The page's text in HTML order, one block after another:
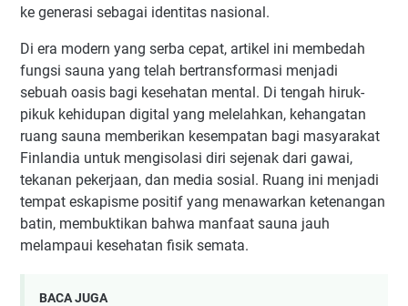
ke generasi sebagai identitas nasional.
Di era modern yang serba cepat, artikel ini membedah
fungsi sauna yang telah bertransformasi menjadi
sebuah oasis bagi kesehatan mental. Di tengah hiruk-
pikuk kehidupan digital yang melelahkan, kehangatan
ruang sauna memberikan kesempatan bagi masyarakat
Finlandia untuk mengisolasi diri sejenak dari gawai,
tekanan pekerjaan, dan media sosial. Ruang ini menjadi
tempat eskapisme positif yang menawarkan ketenangan
batin, membuktikan bahwa manfaat sauna jauh
melampaui kesehatan fisik semata.
BACA JUGA